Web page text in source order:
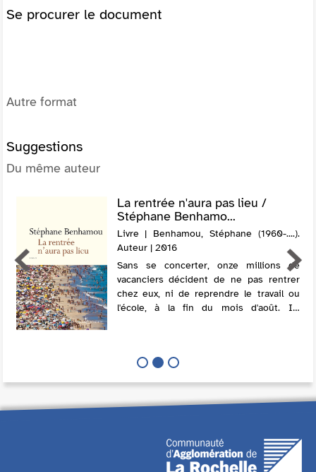
Se procurer le document
Autre format
Suggestions
Du même auteur
La rentrée n'aura pas lieu /
Stéphane Benhamo...
Livre | Benhamou, Stéphane (1960-....).
Auteur | 2016
Sans se concerter, onze millions de
vacanciers décident de ne pas rentrer
chez eux, ni de reprendre le travail ou
l'école, à la fin du mois d'août. Ils